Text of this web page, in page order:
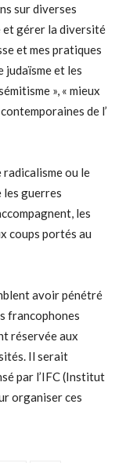
sur diverses
et gérer la diversité
et mes pratiques
judaïsme et les
», « mieux
de l’
radicalisme ou le
les guerres
les
coups portés au
avoir pénétré
francophones
réservée aux
Il serait
par l’IFC (Institut
organiser ces